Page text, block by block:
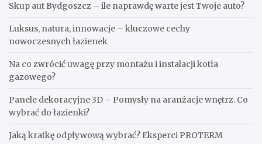
Skup aut Bydgoszcz – ile naprawdę warte jest Twoje auto?
Luksus, natura, innowacje – kluczowe cechy
nowoczesnych łazienek
Na co zwrócić uwagę przy montażu i instalacji kotła
gazowego?
Panele dekoracyjne 3D – Pomysły na aranżacje wnętrz. Co
wybrać do łazienki?
Jaką kratkę odpływową wybrać? Eksperci PROTERM